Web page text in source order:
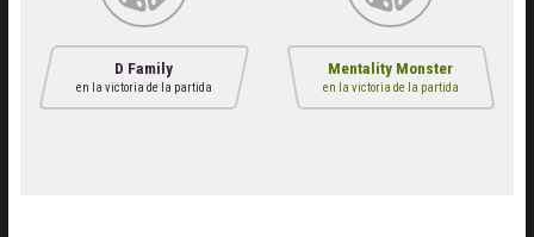
D Family
en la victoria de la partida
Mentality Monster
en la victoria de la partida